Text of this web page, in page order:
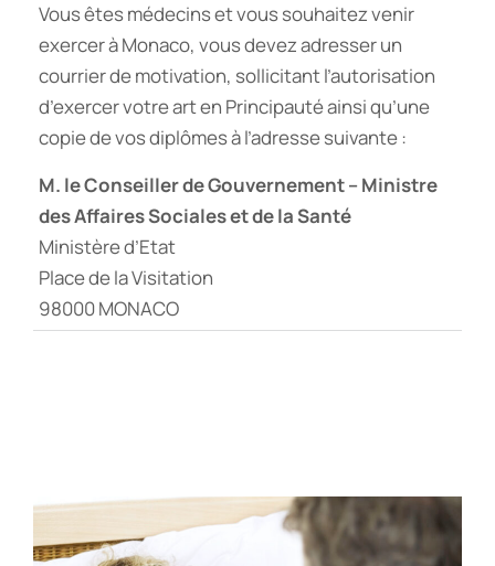
Vous êtes médecins et vous souhaitez venir
exercer à Monaco, vous devez adresser un
courrier de motivation, sollicitant l’autorisation
d’exercer votre art en Principauté ainsi qu’une
copie de vos diplômes à l’adresse suivante :
M. le Conseiller de Gouvernement – Ministre
des Affaires Sociales et de la Santé
Ministère d’Etat
Place de la Visitation
98000 MONACO